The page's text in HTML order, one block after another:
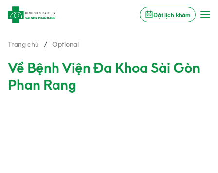
Đặt lịch khám
Trang chủ / Optional
Về Bệnh Viện Đa Khoa Sài Gòn
Phan Rang